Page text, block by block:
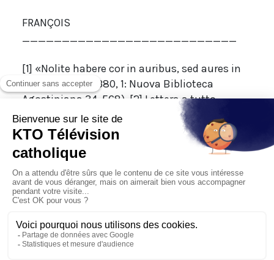
FRANÇOIS
___________________________
[1] «Nolite habere cor in auribus, sed aures in
corde» (Sermo 380, 1: Nuova Biblioteca
Agostiniana 34, 568). [2] Lettera a tutto
l’Ordine: Fonti Francescane, p. 216. [3] Cf. The
life of dialogue, in J. D. Roslansky ed.,
Communication. A discussion at the Nobel
Conference, North-Holland Publishing
Company – Amsterdam 1969, pp. 89-108. [4] D.
Bonhoeffer, La vita comune, Queriniana,
Brescia 2017, p. 76. [5] Cf. Ibid., p. 75.